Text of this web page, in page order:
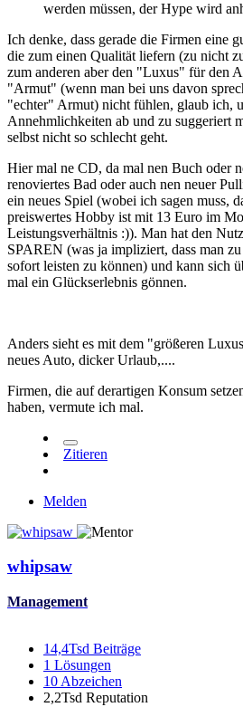
werden müssen, der Hype wird
Ich denke, dass gerade die Firmen eine
die zum einen Qualität liefern (zu nicht
zum anderen aber den "Luxus" für den
"Armut" (wenn man bei uns davon
"echter" Armut) nicht fühlen, glaub ich,
Annehmlichkeiten ab und zu suggeriert
selbst nicht so schlecht geht.
Hier mal ne CD, da mal nen Buch oder
renoviertes Bad oder auch nen neuer
ein neues Spiel (wobei ich sagen muss,
preiswertes Hobby ist mit 13 Euro im
Leistungsverhältnis :)). Man hat den
SPAREN (was ja impliziert, dass man
sofort leisten zu können) und kann sich
mal ein Glückserlebnis gönnen.
Anders sieht es mit dem "größeren
neues Auto, dicker Urlaub,....
Firmen, die auf derartigen Konsum
haben, vermute ich mal.
Zitieren
Melden
whipsaw
Management
14,4Tsd Beiträge
1 Lösungen
10 Abzeichen
2,2Tsd Reputation